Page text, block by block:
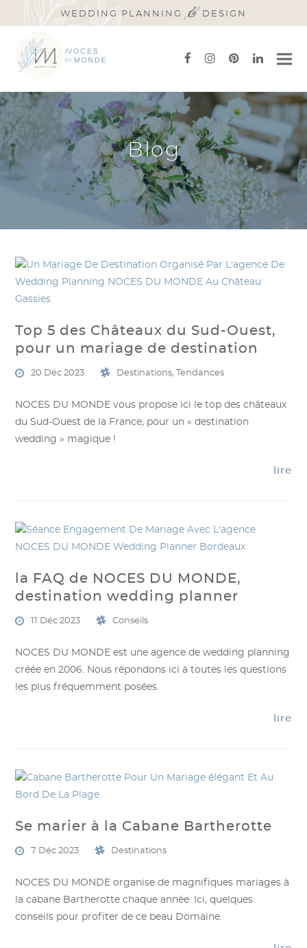
WEDDING PLANNING & DESIGN
facebook
instagram
pinterest
Blog
Top 5 des Châteaux du Sud-Ouest,
pour un mariage de destination
20 Déc 2023 Destinations,Tendances
NOCES DU MONDE vous propose ici le top des châteaux
du Sud-Ouest de la France, pour un « destination
wedding » magique !
lire
la FAQ de NOCES DU MONDE,
destination wedding planner
11 Déc 2023 Conseils
NOCES DU MONDE est une agence de wedding planning
créée en 2006. Nous répondons ici à toutes les questions
les plus fréquemment posées.
lire
Se marier à la Cabane Bartherotte
7 Déc 2023 Destinations
NOCES DU MONDE organise de magnifiques mariages à
la cabane Bartherotte chaque année. Ici, quelques
conseils pour profiter de ce beau Domaine.